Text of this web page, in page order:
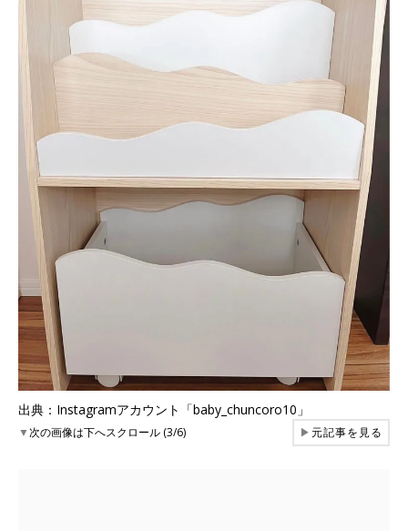
出典：Instagramアカウント「baby_chuncoro10」
▼次の画像は下へスクロール (3/6) ▶元記事を見る